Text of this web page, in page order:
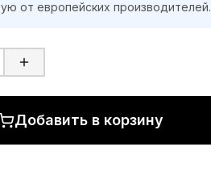
от европейских производителей.
Добавить в корзину